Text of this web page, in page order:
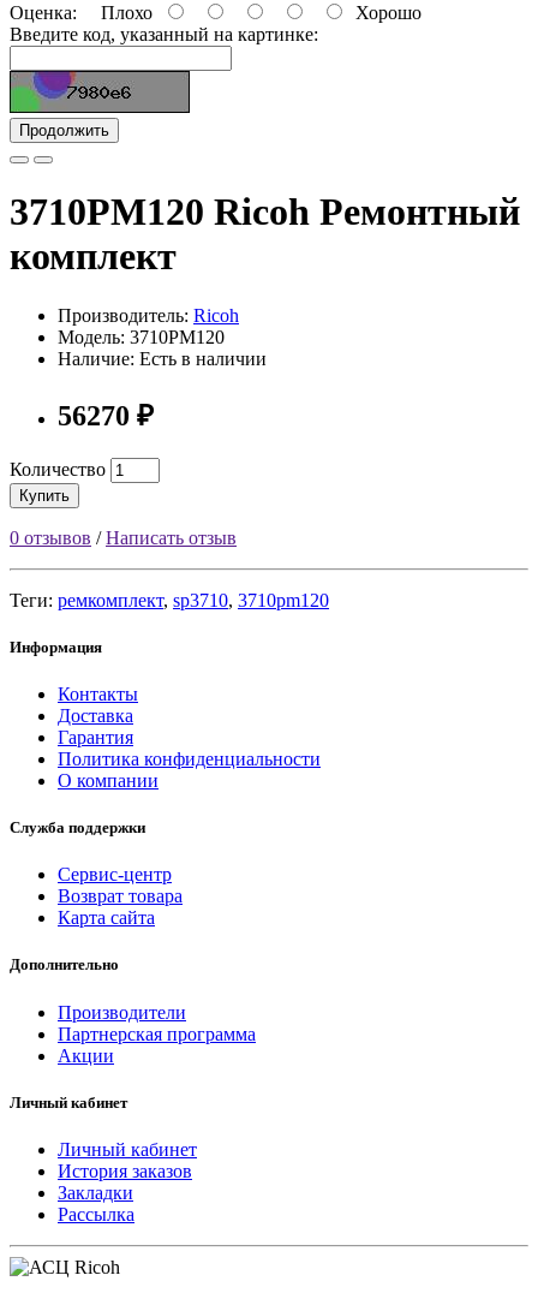
Оценка: Плохо
Хорошо
Введите код, указанный на картинке:
Продолжить
3710PM120 Ricoh Ремонтный
комплект
Производитель: Ricoh
Модель: 3710PM120
Наличие: Есть в наличии
56270 ₽
Количество
Купить
0 отзывов /Написать отзыв
Теги: ремкомплект, sp3710, 3710pm120
Информация
Контакты
Доставка
Гарантия
Политика конфиденциальности
О компании
Служба поддержки
Сервис-центр
Возврат товара
Карта сайта
Дополнительно
Производители
Партнерская программа
Акции
Личный кабинет
Личный кабинет
История заказов
Закладки
Рассылка